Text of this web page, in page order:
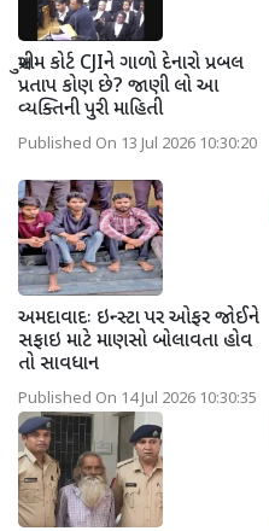
સુપ્રીમ કોર્ટ CJIને ગાળો દેનારો પ્રબલ
પ્રતાપ કોણ છે? જાણી લો આ
વ્યક્તિની પુરી માહિતી
Published On 13 Jul 2026 10:30:20
અમદાવાદઃ ઇન્સ્ટા પર ઓફર જોઈને
સફાઇ માટે માણસો બોલાવતા હોવ
તો સાવધાન
Published On 14 Jul 2026 10:30:35